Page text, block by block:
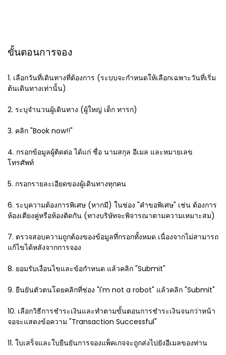
ขั้นตอนการจอง
1. เลือกวันที่เดินทางที่ต้องการ (ระบบจะกำหนดให้เลือกเฉพาะวันที่เริ่ม
ต้นเดินทางเท่านั้น)
2. ระบุจำนวนผู้เดินทาง (ผู้ใหญ่ เด็ก ทารก)
3. คลิก "Book now!!"
4. กรอกข้อมูลผู้ติดต่อ ได้แก่ ชื่อ นามสกุล อีเมล และหมายเลข
โทรศัพท์
5. กรอกรายละเอียดของผู้เดินทางทุกคน
6. ระบุความต้องการพิเศษ (หากมี) ในช่อง "คำขอพิเศษ" เช่น ต้องการ
ห้องเตียงคู่หรือห้องติดกัน (ทางบริษัทจะพิจารณาตามความเหมาะสม)
7. ตรวจสอบความถูกต้องของข้อมูลที่กรอกทั้งหมด เนื่องจากไม่สามารถ
แก้ไขได้หลังจากการจอง
8. ยอมรับเงื่อนไขและข้อกำหนด แล้วคลิก "Submit"
9. ยืนยันตัวตนโดยคลิกที่ช่อง "I'm not a robot" แล้วคลิก "Submit"
10. เลือกวิธีการชำระเงินและทำตามขั้นตอนการชำระเงินจนกว่าหน้า
จอจะแสดงข้อความ "Transaction Successful"
11. ใบเสร็จและใบยืนยันการจองแพ็คเกจจะถูกส่งไปยังอีเมลของท่าน